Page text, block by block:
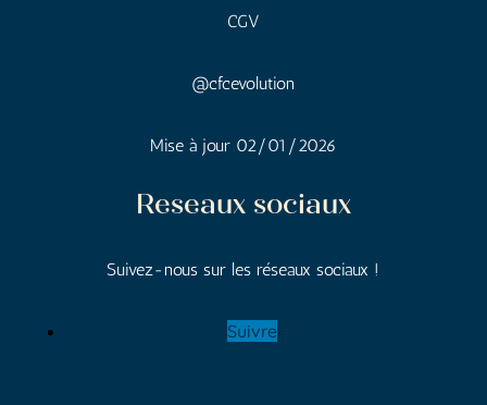
CGV
@cfcevolution
Mise à jour 02/01/2026
Reseaux sociaux
Suivez-nous sur les réseaux sociaux !
Suivre